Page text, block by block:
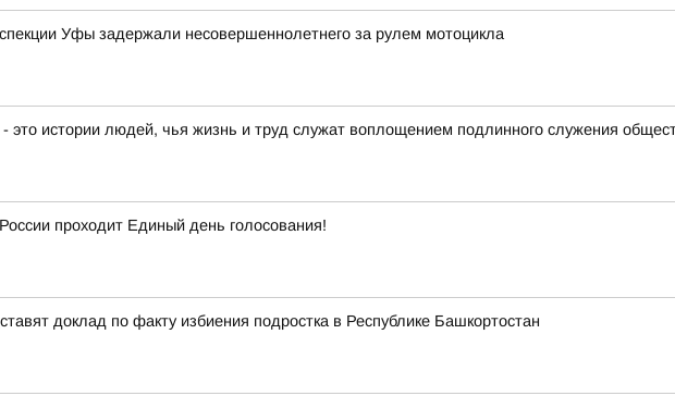
Уфы задержали несовершеннолетнего за рулем мотоцикла
истории людей, чья жизнь и труд служат воплощением подлинного служения
проходит Единый день голосования!
доклад по факту избиения подростка в Республике Башкортостан